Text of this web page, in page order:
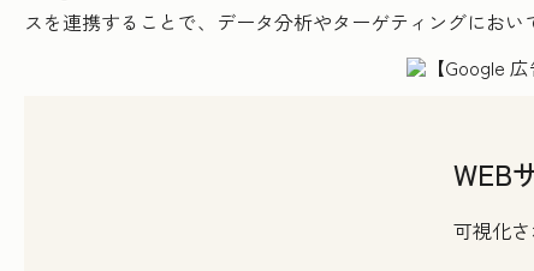
スを連携することで、データ分析やターゲティングにおい
WEB
可視化